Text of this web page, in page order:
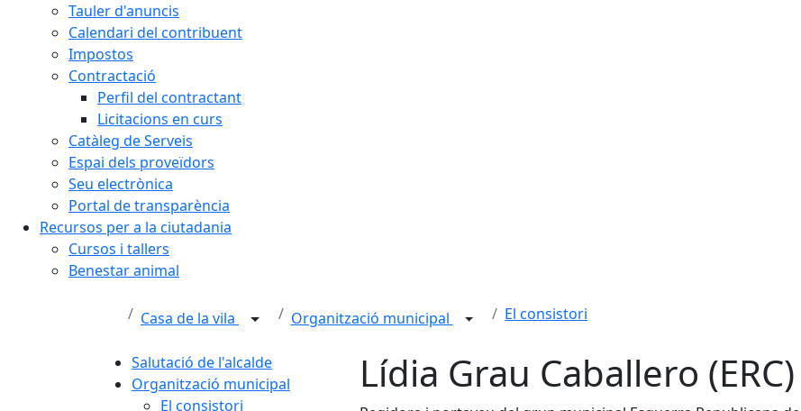
Tauler d'anuncis
Calendari del contribuent
Impostos
Contractació
Perfil del contractant
Licitacions en curs
Catàleg de Serveis
Espai dels proveïdors
Seu electrònica
Portal de transparència
Recursos per a la ciutadania
Cursos i tallers
Benestar animal
Casa de la vila Organització municipal El consistori
Salutació de l'alcalde
Organització municipal
El consistori
Lídia Grau Caballero (ERC)